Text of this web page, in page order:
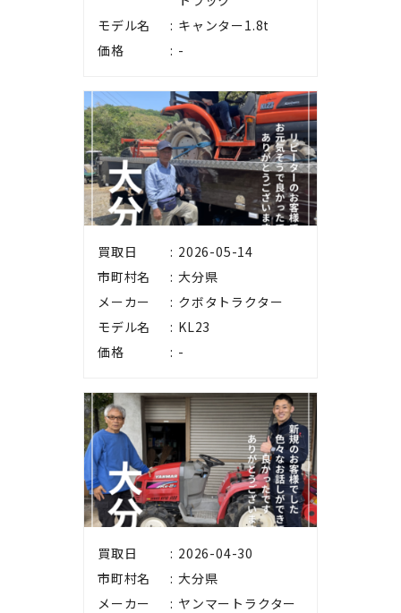
モデル名
キャンター1.8t
価格
-
買取日
2026-05-14
市町村名
大分県
メーカー
クボタトラクター
モデル名
KL23
価格
-
買取日
2026-04-30
市町村名
大分県
メーカー
ヤンマートラクター